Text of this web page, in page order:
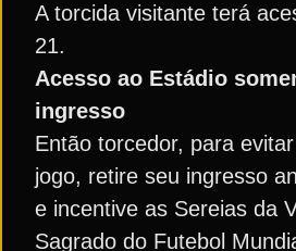
A torcida visitante terá
21.
Acesso ao Estádio
ingresso
Então torcedor, para
jogo, retire seu ingresso
e incentive as Sereias da
Sagrado do Futebol